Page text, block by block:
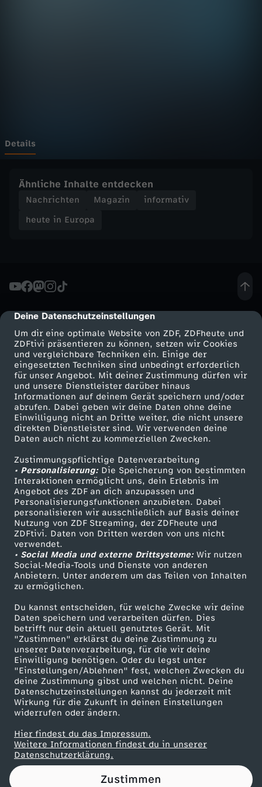
cmp-dialog-description
Deine Datenschutzeinstellungen
Um dir eine optimale Website von ZDF, ZDFheute und
ZDFtivi präsentieren zu können, setzen wir Cookies
und vergleichbare Techniken ein. Einige der
eingesetzten Techniken sind unbedingt erforderlich
für unser Angebot. Mit deiner Zustimmung dürfen wir
und unsere Dienstleister darüber hinaus
Informationen auf deinem Gerät speichern und/oder
abrufen. Dabei geben wir deine Daten ohne deine
Einwilligung nicht an Dritte weiter, die nicht unsere
direkten Dienstleister sind. Wir verwenden deine
Daten auch nicht zu kommerziellen Zwecken.
Zustimmungspflichtige Datenverarbeitung
• Personalisierung:Die Speicherung von bestimmten
Interaktionen ermöglicht uns, dein Erlebnis im
Angebot des ZDF an dich anzupassen und
Personalisierungsfunktionen anzubieten. Dabei
personalisieren wir ausschließlich auf Basis deiner
Nutzung von ZDF Streaming, der ZDFheute und
ZDFtivi. Daten von Dritten werden von uns nicht
verwendet.
• Social Media und externe Drittsysteme:Wir nutzen
Social-Media-Tools und Dienste von anderen
Anbietern. Unter anderem um das Teilen von Inhalten
zu ermöglichen.
Du kannst entscheiden, für welche Zwecke wir deine
Daten speichern und verarbeiten dürfen. Dies
betrifft nur dein aktuell genutztes Gerät. Mit
"Zustimmen" erklärst du deine Zustimmung zu
unserer Datenverarbeitung, für die wir deine
Einwilligung benötigen. Oder du legst unter
"Einstellungen/Ablehnen" fest, welchen Zwecken du
deine Zustimmung gibst und welchen nicht. Deine
Datenschutzeinstellungen kannst du jederzeit mit
Wirkung für die Zukunft in deinen Einstellungen
widerrufen oder ändern.
Hier findest du das Impressum.
Weitere Informationen findest du in unserer
Datenschutzerklärung.
Zustimmen
a
h
t
e
i
n
E
u
r
o
p
a
v
o
m
1
6
.
O
k
Details
Ähnliche Inhalte entdecken
Nachrichten Magazin
informativ
heute in Europa
Mehr ZDF
ZDF-Apps
Smart TV
ZDFtext
Livestreams
Sendungen A-Z
TV-Programm
Service
ZDFmitreden
Kontakt zum ZDF
Tickets
Zuschauerservice
Hilfe
ZDF Unternehmen
Karriere
ZDF goes Schule
Werbefernsehen
Mainzelmännchen
Partner